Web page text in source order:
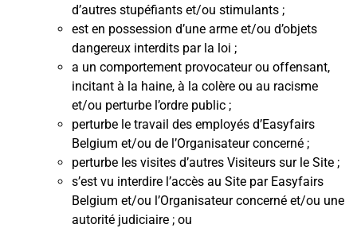
d’autres stupéfiants et/ou stimulants ;
est en possession d’une arme et/ou d’objets
dangereux interdits par la loi ;
a un comportement provocateur ou offensant,
incitant à la haine, à la colère ou au racisme
et/ou perturbe l’ordre public ;
perturbe le travail des employés d’Easyfairs
Belgium et/ou de l’Organisateur concerné ;
perturbe les visites d’autres Visiteurs sur le Site ;
s’est vu interdire l’accès au Site par Easyfairs
Belgium et/ou l’Organisateur concerné et/ou une
autorité judiciaire ; ou